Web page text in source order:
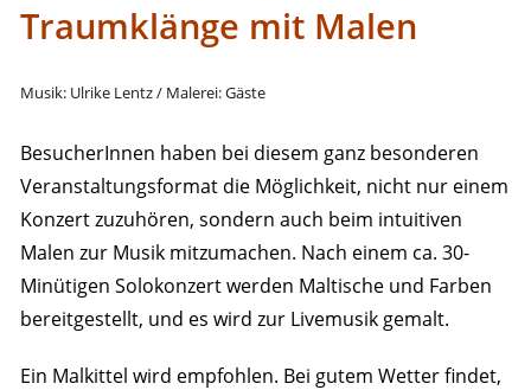
Traumklänge mit Malen
Musik: Ulrike Lentz / Malerei: Gäste
BesucherInnen haben bei diesem ganz besonderen
Veranstaltungsformat die Möglichkeit, nicht nur einem
Konzert zuzuhören, sondern auch beim intuitiven
Malen zur Musik mitzumachen. Nach einem ca. 30-
Minütigen Solokonzert werden Maltische und Farben
bereitgestellt, und es wird zur Livemusik gemalt.
Ein Malkittel wird empfohlen. Bei gutem Wetter findet,